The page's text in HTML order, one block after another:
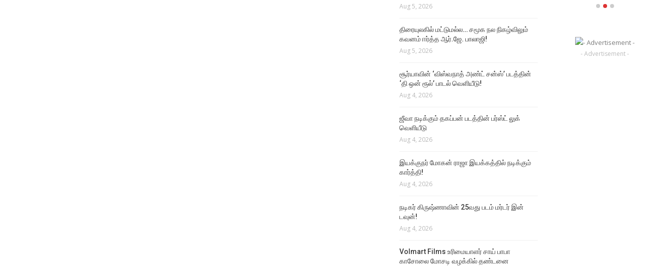
Aug 5, 2026
திரையுலகில் மட்டுமல்ல… சமூக நல நிகழ்விலும்
கவனம் ஈர்த்த ஆர்.ஜே. பாலாஜி!
Aug 5, 2026
சூர்யாவின் ‘விஸ்வநாத் அண்ட் சன்ஸ்’ படத்தின்
‘தி ஒன் ரூல்’ பாடல் வெளியீடு!
Aug 4, 2026
ஜீவா நடிக்கும் தகப்பன் படத்தின் பர்ஸ்ட் லுக்
வெளியீடு
Aug 4, 2026
இயக்குநர் மோகன் ராஜா இயக்கத்தில் நடிக்கும்
கார்த்தி!
Aug 4, 2026
நடிகர் கிருஷ்ணாவின் 25வது படம் மர்டர் இன்
டவுன்!
Aug 4, 2026
Volmart Films உரிமையாளர் சாய் பாபா
காசோலை மோசடி வழக்கில் தண்டனை
- Advertisement -